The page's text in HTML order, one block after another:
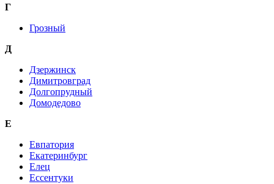
Г
Грозный
Д
Дзержинск
Димитровград
Долгопрудный
Домодедово
Е
Евпатория
Екатеринбург
Елец
Ессентуки